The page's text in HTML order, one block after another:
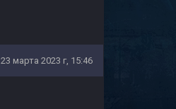
23 марта 2023 г, 15:46